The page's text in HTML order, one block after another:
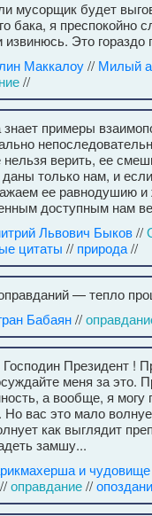
мусорщик будет
бака, я преспокойно
извинюсь. Это
Маккалоу// Милый
//
знает примеры
нельзя верить, ее
только нам, и
ее равнодушию и
доступным нам
Львович Быков//
цитаты // природа//
— тепло
Бабаян//
Президент !
меня за это.
а вообще, я могу
Но вас это мало
как выглядит
замшу...
и
//оправдание//